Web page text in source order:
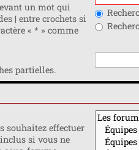
un mot qui
| entre crochets si
« * » comme
partielles.
souhaitez effectuer
si vous ne